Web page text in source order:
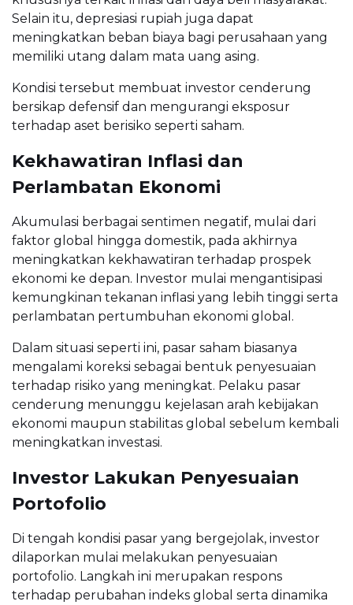
Selain itu, depresiasi rupiah juga dapat
meningkatkan beban biaya bagi perusahaan yang
memiliki utang dalam mata uang asing.
Kondisi tersebut membuat investor cenderung
bersikap defensif dan mengurangi eksposur
terhadap aset berisiko seperti saham.
Kekhawatiran Inflasi dan
Perlambatan Ekonomi
Akumulasi berbagai sentimen negatif, mulai dari
faktor global hingga domestik, pada akhirnya
meningkatkan kekhawatiran terhadap prospek
ekonomi ke depan. Investor mulai mengantisipasi
kemungkinan tekanan inflasi yang lebih tinggi serta
perlambatan pertumbuhan ekonomi global.
Dalam situasi seperti ini, pasar saham biasanya
mengalami koreksi sebagai bentuk penyesuaian
terhadap risiko yang meningkat. Pelaku pasar
cenderung menunggu kejelasan arah kebijakan
ekonomi maupun stabilitas global sebelum kembali
meningkatkan investasi.
Investor Lakukan Penyesuaian
Portofolio
Di tengah kondisi pasar yang bergejolak, investor
dilaporkan mulai melakukan penyesuaian
portofolio. Langkah ini merupakan respons
terhadap perubahan indeks global serta dinamika